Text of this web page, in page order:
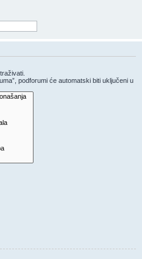
podforumi će automatski biti uključeni u